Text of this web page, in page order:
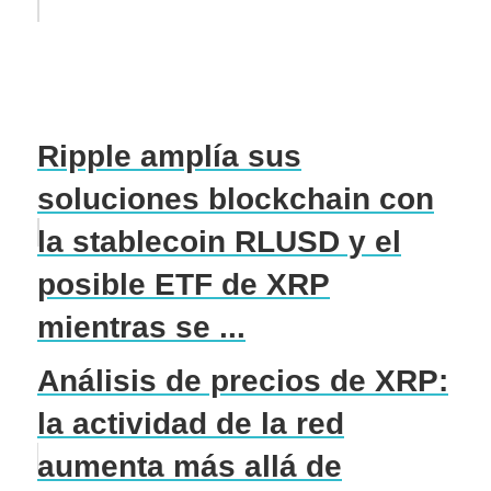
Ripple amplía sus
soluciones blockchain con
la stablecoin RLUSD y el
posible ETF de XRP
mientras se ...
Análisis de precios de XRP:
la actividad de la red
aumenta más allá de